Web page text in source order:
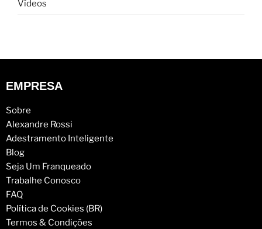
Vídeos
EMPRESA
Sobre
Alexandre Rossi
Adestramento Inteligente
Blog
Seja Um Franqueado
Trabalhe Conosco
FAQ
Política de Cookies (BR)
Termos & Condições